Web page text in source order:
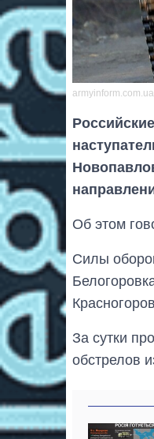
armyinform.com.ua
Об этом
Силы
За сутки
обстрелов